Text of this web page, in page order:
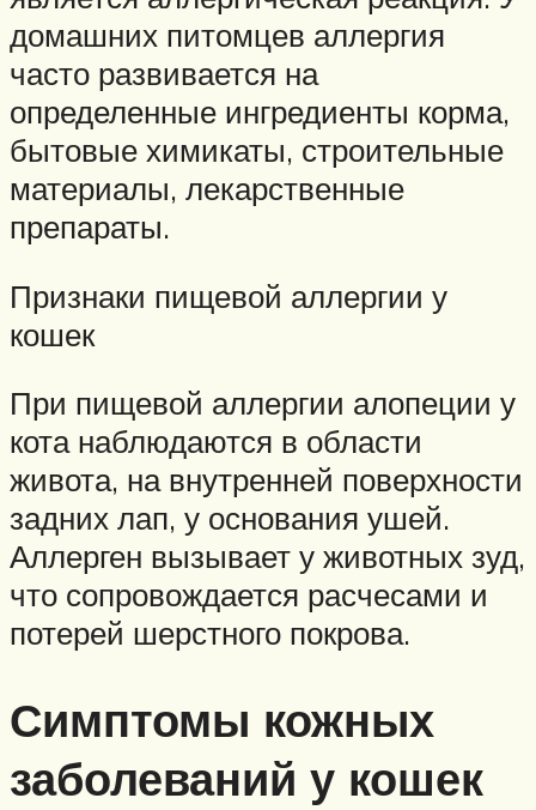
домашних питомцев аллергия
часто развивается на
определенные ингредиенты корма,
бытовые химикаты, строительные
материалы, лекарственные
препараты.
Признаки пищевой аллергии у
кошек
При пищевой аллергии алопеции у
кота наблюдаются в области
живота, на внутренней поверхности
задних лап, у основания ушей.
Аллерген вызывает у животных зуд,
что сопровождается расчесами и
потерей шерстного покрова.
Симптомы кожных
заболеваний у кошек